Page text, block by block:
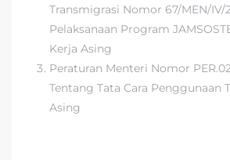
Transmigrasi Nomor 67/MEN/
Pelaksanaan Program
Kerja Asing
Peraturan Menteri Nomor
Tentang Tata Cara Penggunaan
Asing